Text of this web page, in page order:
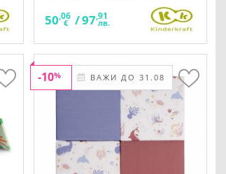
50,06
€ /97,91
лв.
ВАЖИ ДО 31.08
-10%